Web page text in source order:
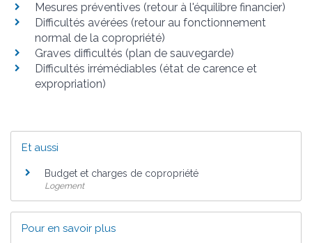
Mesures préventives (retour à l'équilibre financier)
Difficultés avérées (retour au fonctionnement
normal de la copropriété)
Graves difficultés (plan de sauvegarde)
Difficultés irrémédiables (état de carence et
expropriation)
Et aussi
Budget et charges de copropriété
Logement
Pour en savoir plus